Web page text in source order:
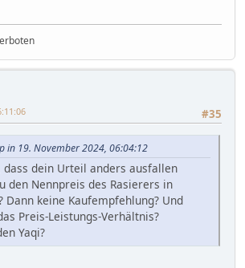
#35
in 19. November 2024, 06:04:12
dass dein Urteil anders ausfallen
den Nennpreis des Rasierers in
Dann keine Kaufempfehlung? Und
Preis-Leistungs-Verhältnis?
Yaqi?